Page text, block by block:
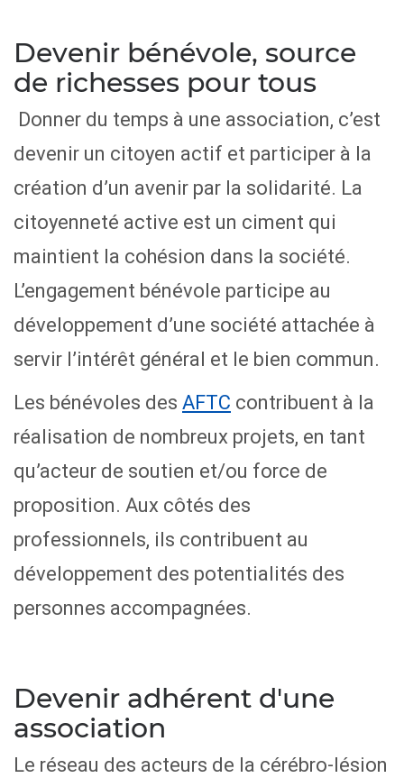
Devenir bénévole, source
de richesses pour tous
Donner du temps à une association, c’est
devenir un citoyen actif et participer à la
création d’un avenir par la solidarité. La
citoyenneté active est un ciment qui
maintient la cohésion dans la société.
L’engagement bénévole participe au
développement d’une société attachée à
servir l’intérêt général et le bien commun.
Les bénévoles des AFTC contribuent à la
réalisation de nombreux projets, en tant
qu’acteur de soutien et/ou force de
proposition. Aux côtés des
professionnels, ils contribuent au
développement des potentialités des
personnes accompagnées.
Devenir adhérent d'une
association
Le réseau des acteurs de la cérébro-lésion